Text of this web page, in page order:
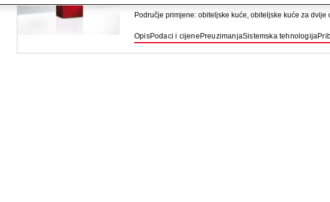
Područje primjene: obiteljske kuće, obiteljske kuće za
OpisPodaci i cijene PreuzimanjaSistemska tehnologija